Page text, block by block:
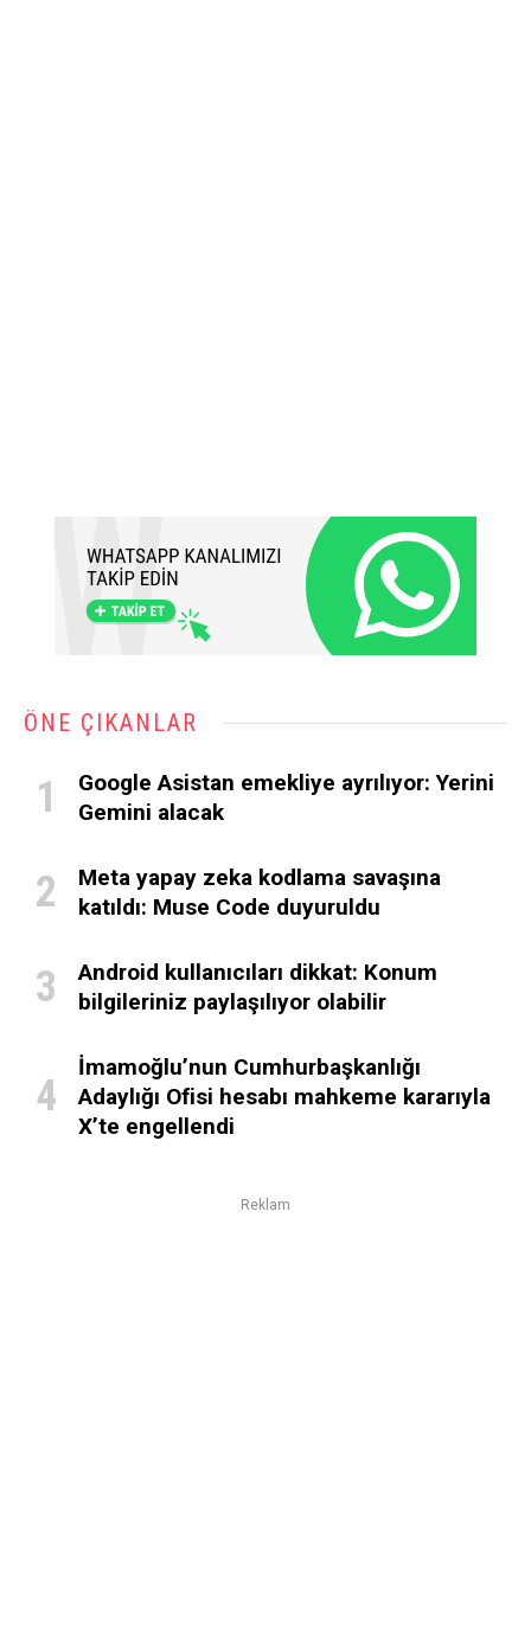
ÖNE ÇIKANLAR
Google Asistan emekliye ayrılıyor: Yerini
Gemini alacak
Meta yapay zeka kodlama savaşına
katıldı: Muse Code duyuruldu
Android kullanıcıları dikkat: Konum
bilgileriniz paylaşılıyor olabilir
İmamoğlu’nun Cumhurbaşkanlığı
Adaylığı Ofisi hesabı mahkeme kararıyla
X’te engellendi
Reklam